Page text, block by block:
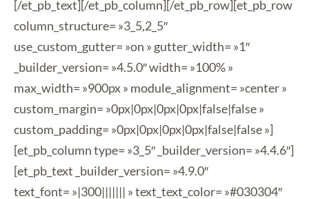
[/et_pb_text][/et_pb_column][/et_pb_row][et_pb_row
column_structure= »3_5,2_5″
use_custom_gutter= »on » gutter_width= »1″
_builder_version= »4.5.0″ width= »100% »
max_width= »900px » module_alignment= »center »
custom_margin= »0px|0px|0px|0px|false|false »
custom_padding= »0px|0px|0px|0px|false|false »]
[et_pb_column type= »3_5″ _builder_version= »4.4.6″]
[et_pb_text _builder_version= »4.9.0″
text_font= »|300||||||| » text_text_color= »#030304″